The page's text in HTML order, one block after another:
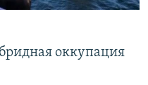
оккупация